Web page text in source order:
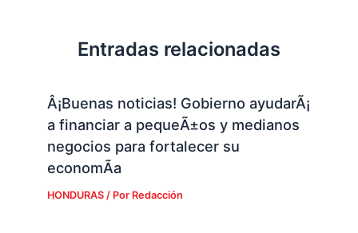
Entradas relacionadas
Â¡Buenas noticias! Gobierno ayudarÃ¡
a financiar a pequeÃ±os y medianos
negocios para fortalecer su
economÃ­a
HONDURAS/ Por Redacción